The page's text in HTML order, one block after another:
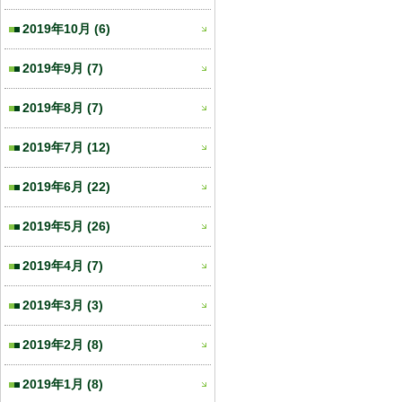
2019年10月 (6)
2019年9月 (7)
2019年8月 (7)
2019年7月 (12)
2019年6月 (22)
2019年5月 (26)
2019年4月 (7)
2019年3月 (3)
2019年2月 (8)
2019年1月 (8)